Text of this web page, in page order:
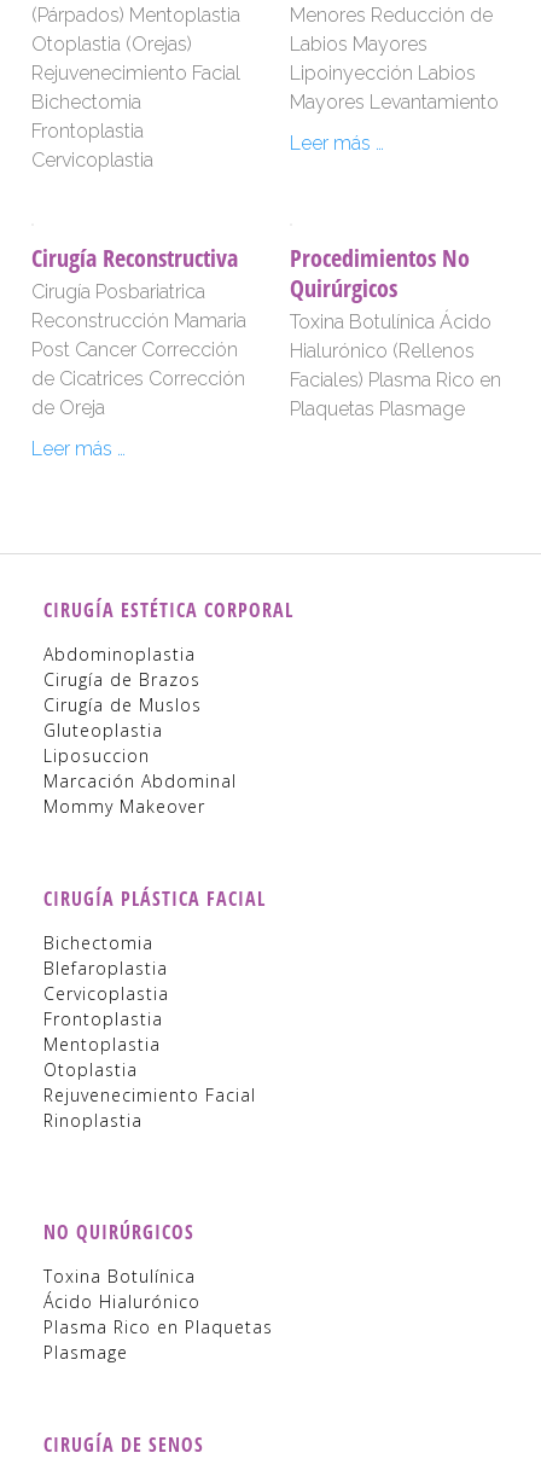
(Párpados) Mentoplastia
Otoplastia (Orejas)
Rejuvenecimiento Facial
Bichectomia
Frontoplastia
Cervicoplastia
Menores Reducción de
Labios Mayores
Lipoinyección Labios
Mayores Levantamiento
Leer más …
Cirugía Reconstructiva
Cirugía Posbariatrica
Reconstrucción Mamaria
Post Cancer Corrección
de Cicatrices Corrección
de Oreja
Leer más …
Procedimientos No
Quirúrgicos
Toxina Botulínica Ácido
Hialurónico (Rellenos
Faciales) Plasma Rico en
Plaquetas Plasmage
CIRUGÍA ESTÉTICA CORPORAL
Abdominoplastia
Cirugía de Brazos
Cirugía de Muslos
Gluteoplastia
Liposuccion
Marcación Abdominal
Mommy Makeover
CIRUGÍA PLÁSTICA FACIAL
Bichectomia
Blefaroplastia
Cervicoplastia
Frontoplastia
Mentoplastia
Otoplastia
Rejuvenecimiento Facial
Rinoplastia
NO QUIRÚRGICOS
Toxina Botulínica
Ácido Hialurónico
Plasma Rico en Plaquetas
Plasmage
CIRUGÍA DE SENOS